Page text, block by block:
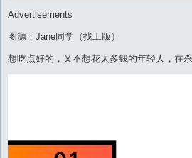
Advertisements
图源：Jane同学（找工版）
想吃点好的，又不想花太多钱的年轻人，在